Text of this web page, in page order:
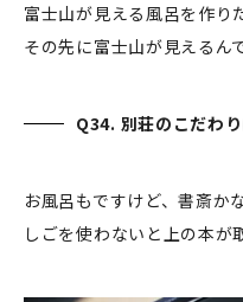
富士山が見える風呂を作り
その先に富士山が見えるんで
Q34. 別荘のこだわり
お風呂もですけど、書斎か
しごを使わないと上の本が